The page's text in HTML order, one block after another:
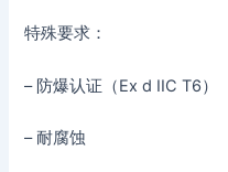
特殊要求：
– 防爆认证（Ex d IIC T6）
– 耐腐蚀